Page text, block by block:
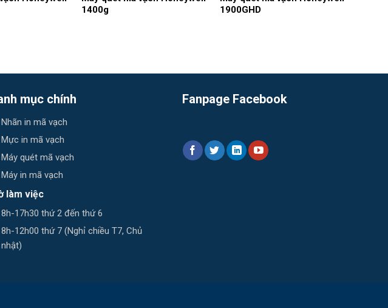
1400g
1900GHD
mục chính
Nhãn in mã vạch
Mực in mã vạch
Máy quét mã vạch
Máy in mã vạch
làm việc
8h-17h30 thứ 2 đến thứ 6
8h-12h00 thứ 7 (Nghỉ chiều T7, Chủ
nhật)
Fanpage Facebook